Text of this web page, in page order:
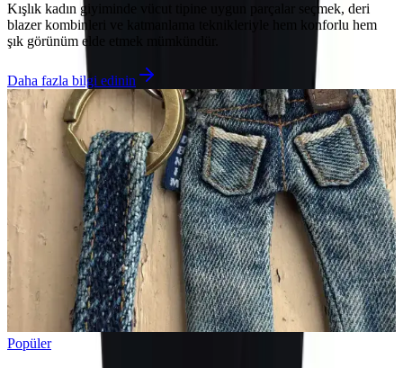
Kışlık kadın giyiminde vücut tipine uygun parçalar seçmek, deri
blazer kombinleri ve katmanlama teknikleriyle hem konforlu hem
şık görünüm elde etmek mümkündür.
Daha fazla bilgi edinin
Popüler